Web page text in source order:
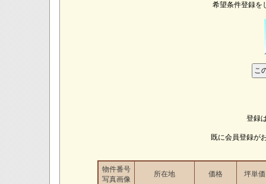
希望条件登録を
登録
既に会員登録が
物件番号
写真画像
所在地 価格 坪単価